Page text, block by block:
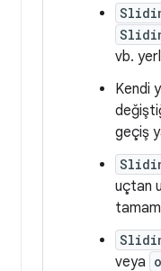
vb.
Kendi
geçiş
uçtan
veya